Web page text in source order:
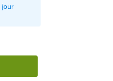
jour